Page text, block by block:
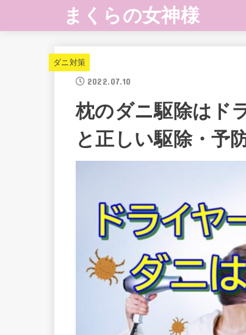
まくらの女神様
ダニ対策
2022.07.10
枕のダニ駆除はド
と正しい駆除・予